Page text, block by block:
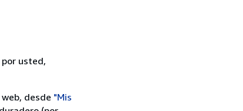
usted,
desde "Mis